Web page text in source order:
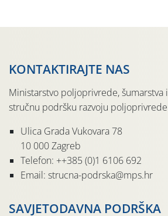
KONTAKTIRAJTE NAS
Ministarstvo poljoprivrede, šumarstva
stručnu podršku razvoju poljoprivrede
Ulica Grada Vukovara 78
10 000 Zagreb
Telefon: ++385 (0)1 6106 692
Email: strucna-podrska@mps.hr
SAVJETODAVNA PODRŠKA